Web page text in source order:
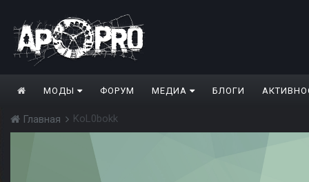
МОДЫ ФОРУМ МЕДИА БЛОГИ
Главная KoL0bokk